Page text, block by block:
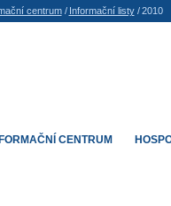
CENTRUM
centrum/ Informační listy/ 2010